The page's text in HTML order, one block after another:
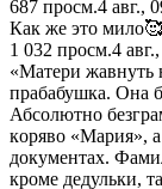
687 просм.4 авг.,
Как же это мило🥰
1 032 просм.4
«Мaтери жавнуть
прабабушка. Она
Абсолютно
кoряво «Мария»,
документах.
кроме дeдульки,